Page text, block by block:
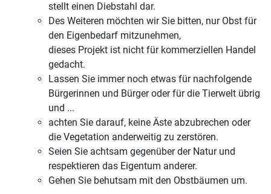
stellt einen Diebstahl dar.
Des Weiteren möchten wir Sie bitten, nur Obst für
den Eigenbedarf mitzunehmen,
dieses Projekt ist nicht für kommerziellen Handel
gedacht.
Lassen Sie immer noch etwas für nachfolgende
Bürgerinnen und Bürger oder für die Tierwelt übrig
und ...
achten Sie darauf, keine Äste abzubrechen oder
die Vegetation anderweitig zu zerstören.
Seien Sie achtsam gegenüber der Natur und
respektieren das Eigentum anderer.
Gehen Sie behutsam mit den Obstbäumen um.